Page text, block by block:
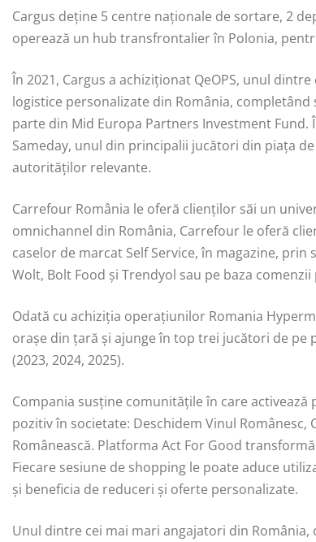
Cargus deține 5 centre naționale de sortare, 2
operează un hub transfrontalier în Polonia,
În 2021, Cargus a achiziționat QeOPS, unul
logistice personalizate din România,
parte din Mid Europa Partners Investment
Sameday, unul din principalii jucători din piața
autorităților relevante.
Carrefour România le oferă clienților săi un
omnichannel din România, Carrefour le oferă
caselor de marcat Self Service, în magazine,
Wolt, Bolt Food și Trendyol sau pe baza
Odată cu achiziția operațiunilor Romania
orașe din țară și ajunge în top trei jucători de
(2023, 2024, 2025).
Compania susține comunitățile în care
pozitiv în societate: Deschidem Vinul Românesc,
Românească. Platforma Act For Good
Fiecare sesiune de shopping le poate aduce
și beneficia de reduceri și oferte personalizate.
Unul dintre cei mai mari angajatori din